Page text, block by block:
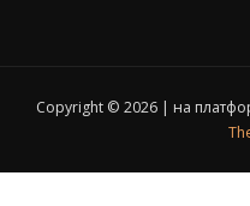
Copyright © 2026 | на